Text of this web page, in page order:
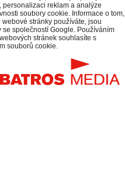
personalizaci reklam a analýze
soubory cookie. Informace o tom,
webové stránky používáte, jsou
se společností Google. Používáním
stránek souhlasíte s
souborů cookie.